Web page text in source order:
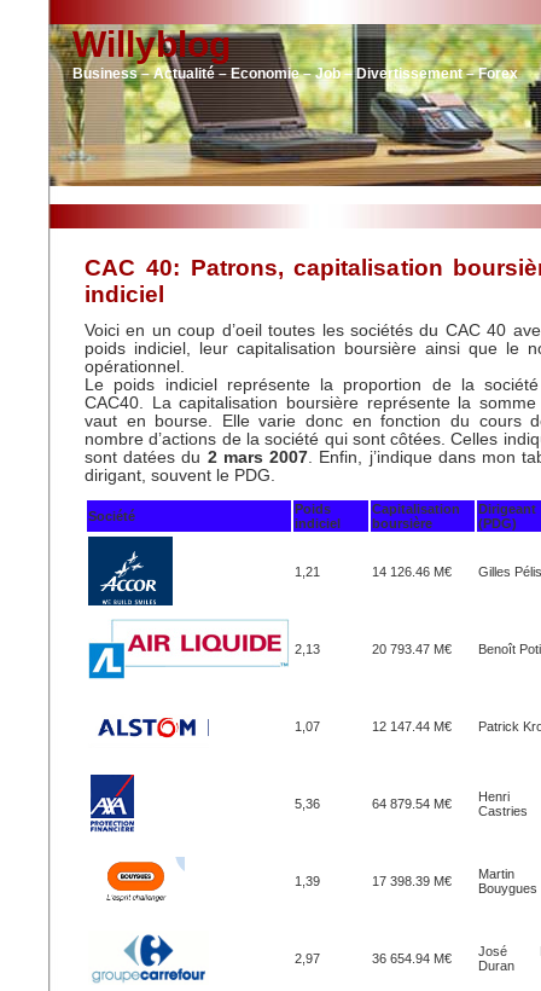
Willyblog
Business – Actualité – Economie – Job – Divertissement – Forex
CAC 40: Patrons, capitalisation
indiciel
Voici en un coup d’oeil toutes les sociétés du CAC 40
poids indiciel, leur capitalisation boursière ainsi que le
opérationnel.
Le poids indiciel représente la proportion de la
CAC40. La capitalisation boursière représente la somme
vaut en bourse. Elle varie donc en fonction du cours
nombre d’actions de la société qui sont côtées. Celles
sont datées du 2 mars 2007. Enfin, j’indique dans mon
dirigant, souvent le PDG.
Société
Poids
indiciel
Capitalisation
boursière
Dirigeant
(PDG)
1,21 14 126.46 M€ Gilles
2,13 20 793.47 M€ Benoît
1,07 12 147.44 M€ Patrick
5,36 64 879.54 M€
Henri
Castries
1,39 17 398.39 M€
Martin
Bouygues
2,97 36 654.94 M€
José
Duran